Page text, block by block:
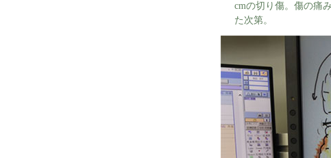
cmの切り傷。傷の痛
た次第。